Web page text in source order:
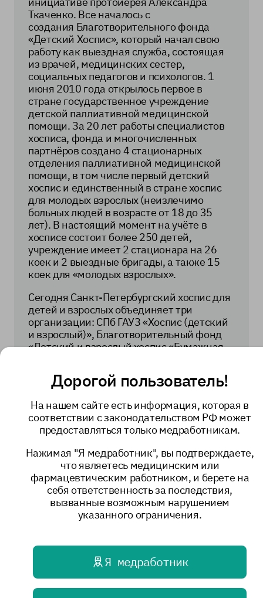
Ткаченко. Все началось с
создания Благотворительного фонда
«Детский Хоспис», который начал свою
работу как выездная служба, состоящая
из врачей, медицинских сестер,
социальных педагогов и психологов. 1
июня 2010 года открылось первое в
стране государственное учреждение
детской паллиативной медицинской
помощи. За 20 лет работы специалистов
хосписа, фонда и многочисленных
партнёров создано 4 стационарных
отделения паллиативной медицинской
помощи, в том числе первый детский
хоспис и единственный в стране хоспис
для молодых взрослых (неизлечимо
больных людей в возрасте от 18 до 35
лет). В настоящий момент на учёте в
хосписе состоит более 250 детей,
учреждение имеет 2 стационара на 26
коек и 2 выездные бригады, а также 15
коек для «молодых взрослых».
Сегодня Санкт-Петербургский хоспис для
детей и взрослых объединяет три
организации: СПб ГАУЗ «Хоспис (детский
и взрослый)», Благотворительный фонд
«Детский и взрослый хоспис «Бумажная
организацию «Детский и взрослый
хоспис».
За эти годы Петербургский хоспис стал не
просто организацией, которая ежедневно
помогает детям и молодым взрослым с
подопечных семей хоспис превратился
вместо поддержки, заботы и любви.
Коллектив нашего Центра и
коллективАссоциации
профессиональных участников хосписной
партнеров, долголетия и отличного
здоровья всем сотрудникам хосписа!
Дорогой пользователь!
На нашем сайте есть информация, которая в
соответствии с законодательством РФ может
предоставляться только медработникам.
Нажимая "Я медработник", вы подтверждаете,
что являетесь медицинским или
фармацевтическим работником, и берете на
себя ответственность за последствия,
вызванные возможным нарушением
указанного ограничения.
Я медработник